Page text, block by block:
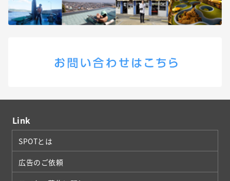
Link
SPOTとは
広告のご依頼